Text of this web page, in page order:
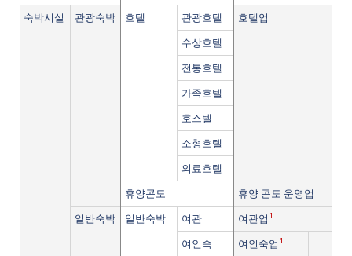
숙박시설
관광숙박 호텔 관광호텔
호텔업
수상호텔
전통호텔
가족호텔
호스텔
소형호텔
의료호텔
휴양콘도
휴양 콘도 운영업
일반숙박
일반숙박 여관 여관업 1
여인숙 여인숙업 1